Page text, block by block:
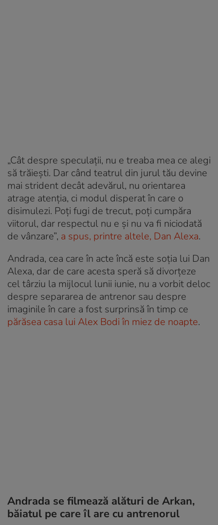
„Cât despre speculații, nu e treaba mea ce alegi
să trăiești. Dar când teatrul din jurul tău devine
mai strident decât adevărul, nu orientarea
atrage atenția, ci modul disperat în care o
disimulezi. Poți fugi de trecut, poți cumpăra
viitorul, dar respectul nu e și nu va fi niciodată
de vânzare”, a spus, printre altele, Dan Alexa.
Andrada, cea care în acte încă este soția lui Dan
Alexa, dar de care acesta speră să divorțeze
cel târziu la mijlocul lunii iunie, nu a vorbit deloc
despre separarea de antrenor sau despre
imaginile în care a fost surprinsă în timp ce
părăsea casa lui Alex Bodi în miez de noapte.
Andrada se filmează alături de Arkan,
băiatul pe care îl are cu antrenorul